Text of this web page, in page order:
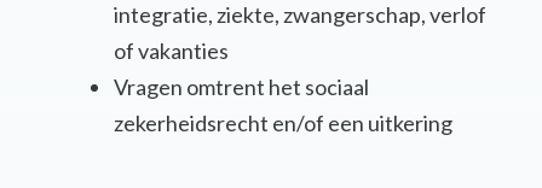
integratie, ziekte, zwangerschap, verlof
of vakanties
Vragen omtrent het sociaal
zekerheidsrecht en/of een uitkering